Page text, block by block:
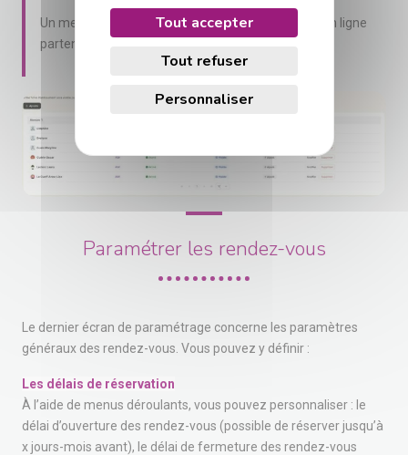
Tout accepter
Tout refuser
Personnaliser
Un membre est présent si la case « Rendez-vous en ligne
partenaire » est cochée dans son profil.
Paramétrer les rendez-vous
Le dernier écran de paramétrage concerne les paramètres
généraux des rendez-vous. Vous pouvez y définir :
Les délais de réservation
À l’aide de menus déroulants, vous pouvez personnaliser : le
délai d’ouverture des rendez-vous (possible de réserver jusqu’à
x jours-mois avant), le délai de fermeture des rendez-vous